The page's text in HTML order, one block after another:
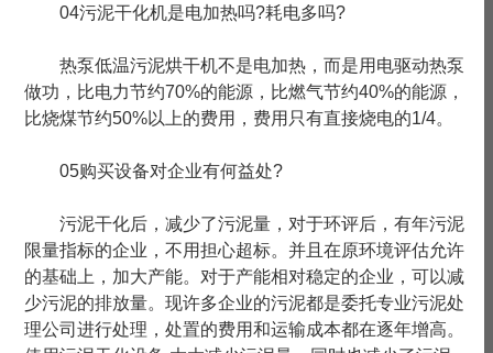
04污泥干化机是电加热吗?耗电多吗?
热泵低温污泥烘干机不是电加热，而是用电驱动热泵
做功，比电力节约70%的能源，比燃气节约40%的能源，
比烧煤节约50%以上的费用，费用只有直接烧电的1/4。
05购买设备对企业有何益处?
污泥干化后，减少了污泥量，对于环评后，有年污泥
限量指标的企业，不用担心超标。并且在原环境评估允许
的基础上，加大产能。对于产能相对稳定的企业，可以减
少污泥的排放量。现许多企业的污泥都是委托专业污泥处
理公司进行处理，处置的费用和运输成本都在逐年增高。